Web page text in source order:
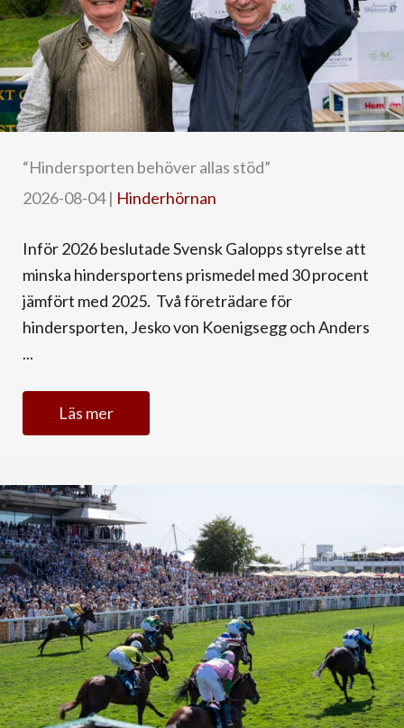
“Hindersporten behöver allas stöd”
2026-08-04| Hinderhörnan
Inför 2026 beslutade Svensk Galopps styrelse att
minska hindersportens prismedel med 30 procent
jämfört med 2025. Två företrädare för
hindersporten, Jesko von Koenigsegg och Anders
...
Läs mer